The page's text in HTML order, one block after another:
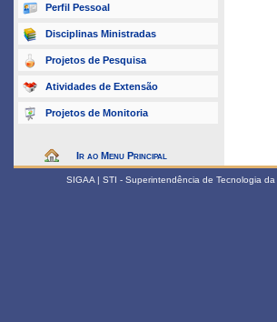
Perfil Pessoal
Disciplinas Ministradas
Projetos de Pesquisa
Atividades de Extensão
Projetos de Monitoria
Ir ao Menu Principal
SIGAA | STI - Superintendência de Tecnologia